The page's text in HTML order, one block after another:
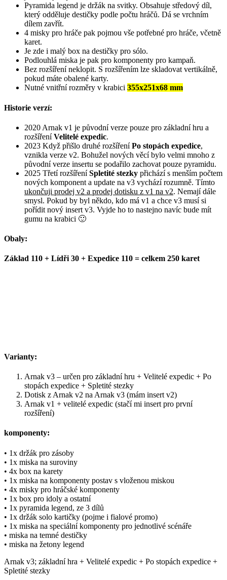
Pyramida legend je držák na svitky. Obsahuje středový díl,
který odděluje destičky podle počtu hráčů. Dá se vrchním
dílem zavřít.
4 misky pro hráče pak pojmou vše potřebné pro hráče, včetně
karet.
Je zde i malý box na destičky pro sólo.
Podlouhlá miska je pak pro komponenty pro kampaň.
Bez rozšíření neklopit. S rozšířením lze skladovat vertikálně,
pokud máte obalené karty.
Nutné vnitřní rozměry v krabici 355x251x68 mm
Historie verzí:
2020 Arnak v1 je původní verze pouze pro základní hru a
rozšířeníVelitelé expedic.
2023 Když přišlo druhé rozšířeníPo stopách expedice,
vznikla verze v2. Bohužel nových věcí bylo velmi mnoho z
původní verze insertu se podařilo zachovat pouze pyramidu.
2025 Třetí rozšířeníSpletité stezky přichází s menším počtem
nových komponent a update na v3 vychází rozumně. Tímto
ukončuji prodej v2 a prodej dotisku z v1 na v2. Nemají dále
smysl. Pokud by byl někdo, kdo má v1 a chce v3 musí si
pořídit nový insert v3. Vyjde ho to nastejno navíc bude mít
gumu na krabici 🙂
Obaly:
Základ 110 + Lídři 30 + Expedice 110 = celkem 250 karet
Varianty:
Arnak v3 – určen pro základní hru + Velitelé expedic + Po
stopách expedice + Spletité stezky
Dotisk z Arnak v2 na Arnak v3 (mám insert v2)
Arnak v1 + velitelé expedic (stačí mi insert pro první
rozšíření)
komponenty:
• 1x držák pro zásoby
• 1x miska na suroviny
• 4x box na karety
• 1x miska na komponenty postav s vloženou miskou
• 4x misky pro hráčské komponenty
• 1x box pro idoly a ostatní
• 1x pyramida legend, ze 3 dílů
• 1x držák solo kartičky (pojme i fialové promo)
• 1x miska na speciální komponenty pro jednotlivé scénáře
• miska na temné destičky
• miska na žetony legend
Arnak v3; základní hra + Velitelé expedic + Po stopách expedice +
Spletité stezky